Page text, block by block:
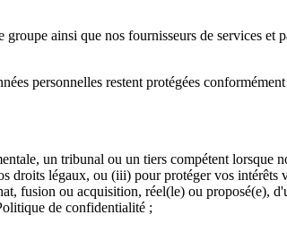
ainsi que nos fournisseurs de services
personnelles restent protégées
un tribunal ou un tiers compétent lorsque
légaux, ou (iii) pour protéger vos intérêts
fusion ou acquisition, réel(le) ou
de confidentialité ;